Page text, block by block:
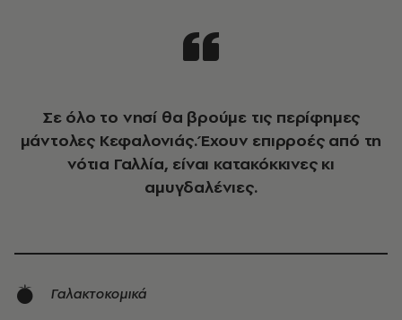
Σε όλο το νησί θα βρούμε τις περίφημες
μάντολες Κεφαλονιάς. Έχουν επιρροές από τη
νότια Γαλλία, είναι κατακόκκινες κι
αμυγδαλένιες.
Γαλακτοκομικά